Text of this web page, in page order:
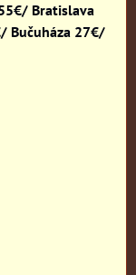
Bratislava
Bučuháza 27€/